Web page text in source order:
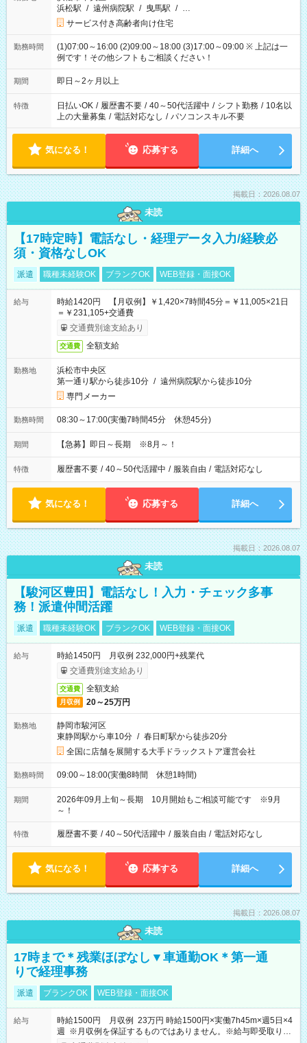
浜松駅 / 遠州病院駅 / 曳馬駅 / …
サービス付き高齢者向け住宅
勤務時間
(1)07:00～16:00 (2)09:00～18:00 (3)17:00～09:00 ※ 上記は一
例です！その他シフトもご相談ください！
期間 即日～2ヶ月以上
特徴 日払いOK / 履歴書不要 / 40～50代活躍中 / シフト勤務 / 10名以
上の大量募集 / 電話対応なし / パソコンスキル不要
気になる！ 応募する 詳細へ
掲載日：2026.08.07
未読
【17時定時】電話なし・経理データ入力/経験必
須・資格なしOK
派遣 職種未経験OK ブランクOK WEB登録・面接OK
給与
時給1420円 【月収例】￥1,420×7時間45分＝￥11,005×21日
＝￥231,105+交通費
交通費別途支給あり
交通費 全額支給
勤務地
浜松市中央区
第一通り駅から徒歩10分 / 遠州病院駅から徒歩10分
専門メーカー
勤務時間 08:30～17:00(実働7時間45分 休憩45分)
期間 【急募】即日～長期 ※8月～！
特徴 履歴書不要 / 40～50代活躍中 / 服装自由 / 電話対応なし
気になる！ 応募する 詳細へ
掲載日：2026.08.07
未読
【駿河区豊田】電話なし！入力・チェック多事
務！派遣仲間活躍
派遣 職種未経験OK ブランクOK WEB登録・面接OK
給与
時給1450円 月収例 232,000円+残業代
交通費別途支給あり
交通費 全額支給
月収例 20～25万円
勤務地
静岡市駿河区
東静岡駅から車10分 / 春日町駅から徒歩20分
全国に店舗を展開する大手ドラックストア運営会社
勤務時間 09:00～18:00(実働8時間 休憩1時間)
期間
2026年09月上旬～長期 10月開始もご相談可能です ※9月
～！
特徴 履歴書不要 / 40～50代活躍中 / 服装自由 / 電話対応なし
気になる！ 応募する 詳細へ
掲載日：2026.08.07
未読
17時まで＊残業ほぼなし▼車通勤OK＊第一通
りで経理事務
派遣 ブランクOK WEB登録・面接OK
給与
時給1500円 月収例 23万円 時給1500円×実働7h45m×週5日×4
週 ※月収例を保証するものではありません。※給与即受取りサ